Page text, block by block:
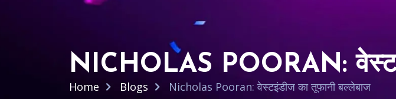
NICHOLAS POORAN:
Home Blogs Nicholas Pooran: वेस्टइंडीज का तूफानी बल्लेबाज